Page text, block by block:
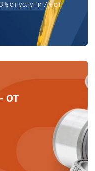
от услуг и 7% от
ОТ